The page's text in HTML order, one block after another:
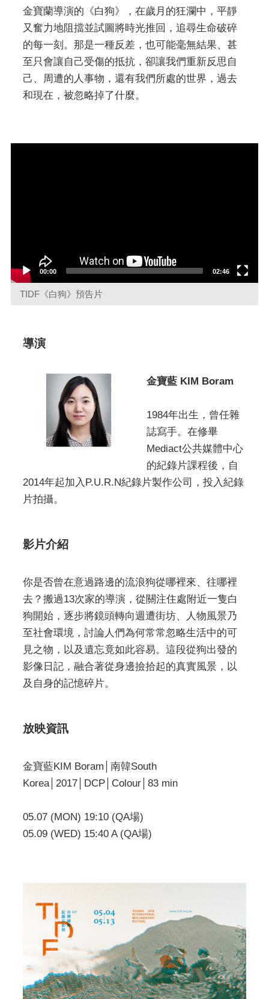
金寶蘭導演的《白狗》，在歲月的狂瀾中，平靜
又奮力地阻擋並試圖將時光推回，追尋生命破碎
的每一刻。那是一種反差，也可能毫無結果、甚
至只會讓自己受傷的抵抗，卻讓我們重新反思自
己、周遭的人事物，還有我們所處的世界，過去
和現在，被忽略掉了什麼。
00:00 02:46
TIDF《白狗》預告片
導演
金寶藍 KIM Boram
1984年出生，曾任雜
誌寫手。在修畢
Mediact公共媒體中心
的紀錄片課程後，自
2014年起加入P.U.R.N紀錄片製作公司，投入紀錄
片拍攝。
影片介紹
你是否曾在意過路邊的流浪狗從哪裡來、往哪裡
去？搬過13次家的導演，從關注住處附近一隻白
狗開始，逐步將鏡頭轉向週遭街坊、人物風景乃
至社會環境，討論人們為何常常忽略生活中的可
見之物，以及遺忘竟如此容易。這段從狗出發的
影像日記，融合著從身邊撿拾起的真實風景，以
及自身的記憶碎片。
放映資訊
金寶藍KIM Boram│南韓South
Korea│2017│DCP│Colour│83 min
05.07 (MON) 19:10 (QA場)
05.09 (WED) 15:40 A (QA場)